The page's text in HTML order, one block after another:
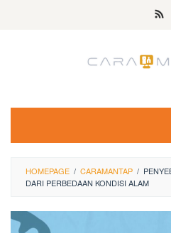
HOMEPAGE / CARAMANTAP /
DARI PERBEDAAN KONDISI ALAM